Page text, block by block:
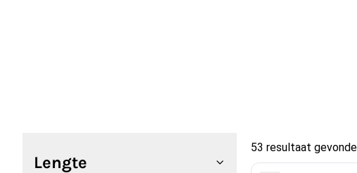
Lengte
53 resultaat